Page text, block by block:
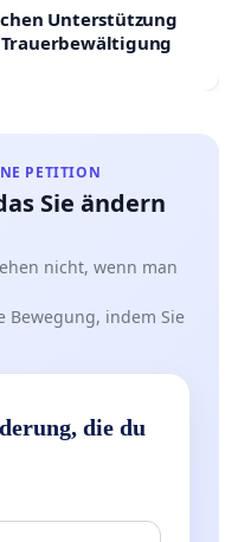
Unterstützung
PETITION
Sie ändern
nicht, wenn man
Bewegung, indem Sie
die du